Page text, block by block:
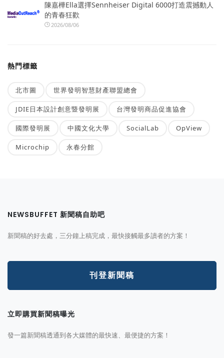
陳嘉樺Ella選擇Sennheiser Digital 6000打造震撼動人
的青春狂歡
2026/08/06
熱門標籤
北市圖 世界發明智慧財產聯盟總會
JDIE日本設計創意暨發明展 台灣發明商品促進協會
國際發明展 中國文化大學 SocialLab OpView
Microchip 永春分館
NEWSBUFFET 新聞稿自助吧
新聞稿的好去處，三分鐘上稿完成，最快接觸最多讀者的方案！
刊登新聞稿
立即購買新聞稿曝光
發一篇新聞稿透通到各大媒體的最快速、最便捷的方案！